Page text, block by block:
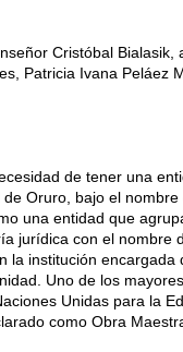
Cristóbal Bialasik,
Patricia Ivana Peláez
de tener una
Oruro, bajo el
una entidad que
jurídica con el nombre
institución encargada
Uno de los
Unidas para la
como Obra